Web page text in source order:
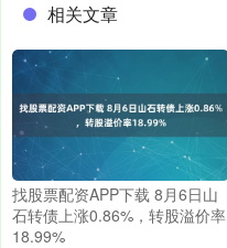
相关文章
找股票配资APP下载 8月6日山
石转债上涨0.86%，转股溢价率
18.99%